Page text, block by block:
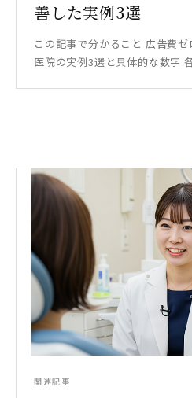
善した実例3選
この記事で分かること 広告費
医院の実例3選と具体的な数字
関連記事